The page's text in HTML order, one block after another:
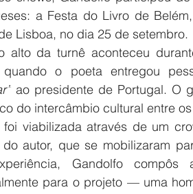
a Festa do Livro de
Lisboa, no dia 25 de setembro.
alto da turnê aconteceu
ao presidente de Portugal. O
do intercâmbio cultural entre
viabilizada através de um
autor, que se mobilizaram
Gandolfo
para o projeto — uma